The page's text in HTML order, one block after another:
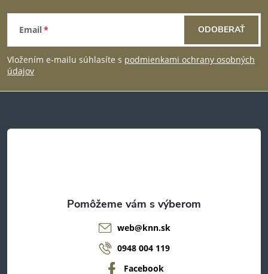
Z
á
p
t
Email
Vložením e-mailu súhlasíte s podmienkami ochrany osobných
údajov
ODOBERAŤ
web@knn.sk
0948 004 119
Facebook